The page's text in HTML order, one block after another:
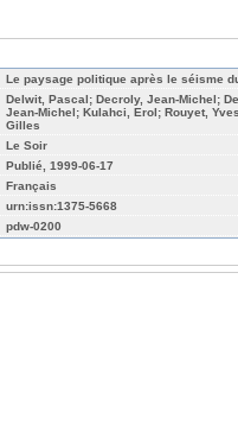
Le paysage politique après le séisme
Delwit, Pascal; Decroly, Jean-Michel;
Jean-Michel; Kulahci, Erol; Rouyet,
Gilles
Le Soir
Publié, 1999-06-17
Français
urn:issn:1375-5668
pdw-0200